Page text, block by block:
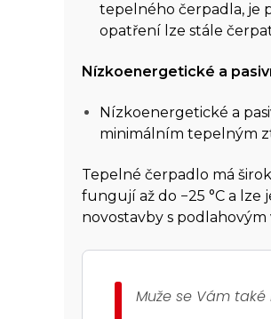
tepelného čerpadla, je
opatření lze stále
Nízkoenergetické a
Nízkoenergetické a
minimálním tepelným
Tepelné čerpadlo má
fungují až do −25 °C a
novostavby s
Muže se Vám také